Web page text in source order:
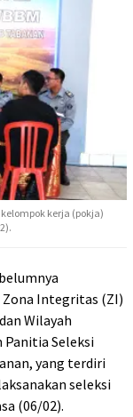
kerja (pokja)
Zona Integritas (ZI)
Wilayah
Panitia Seleksi
yang terdiri
seleksi
(06/02).